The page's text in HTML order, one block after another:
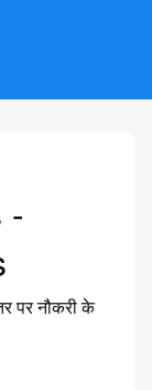
-
पर नौकरी के